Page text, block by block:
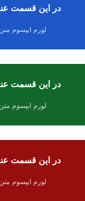
در این قسمت
لورم ایپسوم
در این قسمت
لورم ایپسوم
در این قسمت
لورم ایپسوم